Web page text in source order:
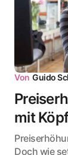
Von Guido
mit
Doch wie